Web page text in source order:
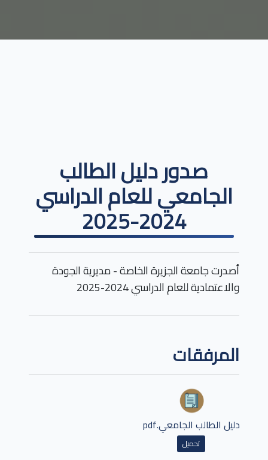
صدور دليل الطالب
الجامعي للعام الدراسي
2024-2025
أصدرت جامعة الجزيرة الخاصة - مديرية الجودة
والاعتمادية للعام الدراسي 2024-2025
المرفقات
دليل الطالب الجامعي.pdf
تحميل